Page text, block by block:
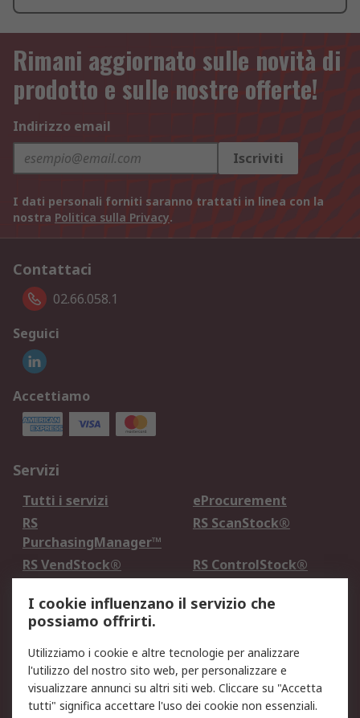
Rimani aggiornato sulle novità di
prodotto e sulle nostre offerte!
Indirizzo email
Iscriviti
I dati personali forniti saranno trattati in linea con la
nostra Politica sulla Privacy.
Contattaci
02.66.058.1
Seguici
Accettiamo
Servizi
Tutti i servizi
eProcurement
RS
PurchasingManager™
RS ScanStock®
RS VendStock®
RS ControlStock®
Legale
Informativa Cookie
Informativa Privacy -
Aggiornata
Email Security
Termini d'uso
I cookie influenzano il servizio che
possiamo offrirti.
Utilizziamo i cookie e altre tecnologie per analizzare
l'utilizzo del nostro sito web, per personalizzare e
visualizzare annunci su altri siti web. Cliccare su "Accetta
tutti" significa accettare l'uso dei cookie non essenziali.